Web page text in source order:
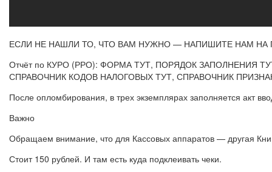
ЕСЛИ НЕ НАШЛИ ТО, ЧТО ВАМ НУЖНО — НАПИШИТЕ НАМ НА
Отчёт по КУРО (РРО): ФОРМА ТУТ, ПОРЯДОК ЗАПОЛНЕНИЯ
СПРАВОЧНИК КОДОВ НАЛОГОВЫХ ТУТ, СПРАВОЧНИК
После опломбирования, в трех экземплярах заполняется акт
Важно
Обращаем внимание, что для Кассовых аппаратов — другая
Стоит 150 рублей. И там есть куда подклеивать чеки.